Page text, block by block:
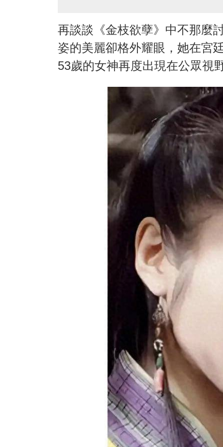
再談談《金枝欲孽》中不那麼
姿的美麗卻格外耀眼，她在宮
53歲的女神再度出現在公眾視